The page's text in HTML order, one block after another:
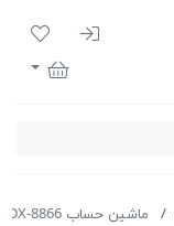
ورود به
لیست
سبد خرید
ماشین حساب DEXIN DX-8866